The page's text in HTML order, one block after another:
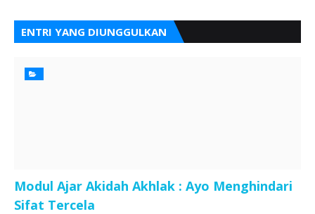
ENTRI YANG DIUNGGULKAN
Modul Ajar Akidah Akhlak : Ayo Menghindari
Sifat Tercela